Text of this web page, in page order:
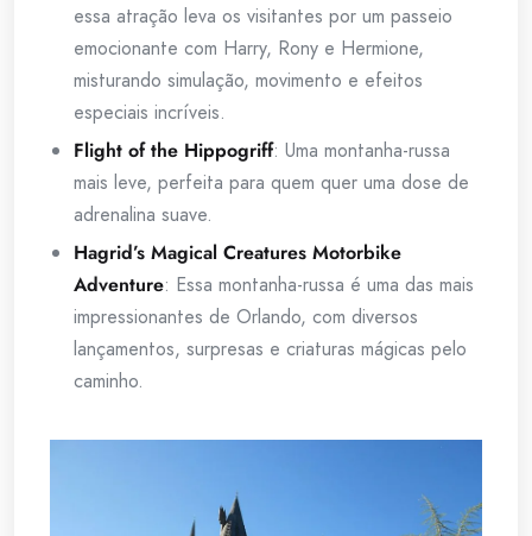
essa atração leva os visitantes por um passeio
emocionante com Harry, Rony e Hermione,
misturando simulação, movimento e efeitos
especiais incríveis.
Flight of the Hippogriff: Uma montanha-russa
mais leve, perfeita para quem quer uma dose de
adrenalina suave.
Hagrid’s Magical Creatures Motorbike
Adventure: Essa montanha-russa é uma das mais
impressionantes de Orlando, com diversos
lançamentos, surpresas e criaturas mágicas pelo
caminho.